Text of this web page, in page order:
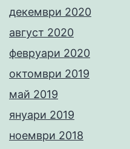
декември 2020
август 2020
февруари 2020
октомври 2019
май 2019
януари 2019
ноември 2018